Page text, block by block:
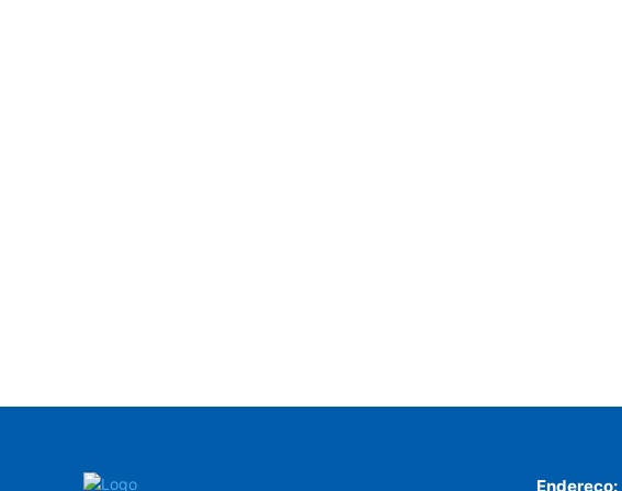
Endereço: